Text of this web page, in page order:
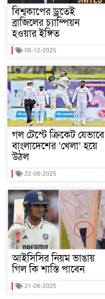
বিশ্বকাপের ড্রতেই
ব্রাজিলের চ্যাম্পিয়ন
হওয়ার ইঙ্গিত
06-12-2025
গল টেস্টে ক্রিকেট যেভাবে
বাংলাদেশের ‘খেলা’ হয়ে
উঠল
22-06-2025
আইসিসির নিয়ম ভাঙায়
গিল কি শাস্তি পাবেন
21-06-2025